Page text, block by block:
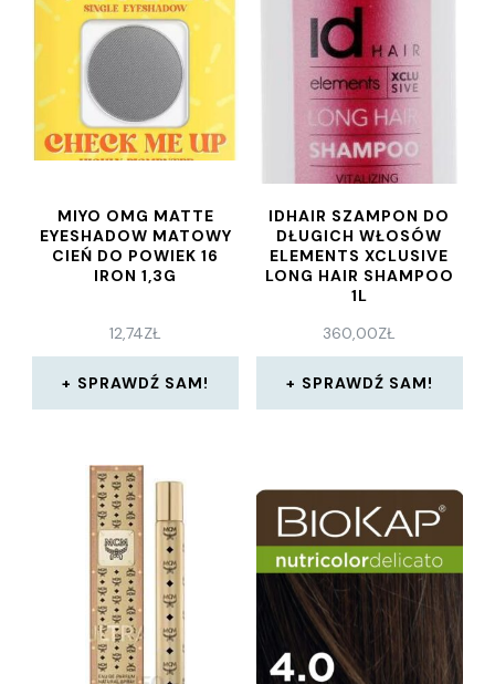
MIYO OMG MATTE
EYESHADOW MATOWY
CIEŃ DO POWIEK 16
IRON 1,3G
12,74ZŁ
SPRAWDŹ SAM!
IDHAIR SZAMPON DO
DŁUGICH WŁOSÓW
ELEMENTS XCLUSIVE
LONG HAIR SHAMPOO
1L
360,00ZŁ
SPRAWDŹ SAM!